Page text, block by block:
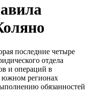
последние четыре
отдела
и операций в
южном регионах
обязанностей